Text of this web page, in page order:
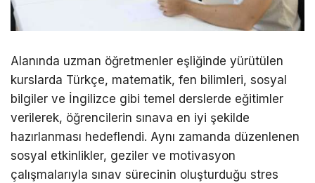
Alanında uzman öğretmenler eşliğinde yürütülen
kurslarda Türkçe, matematik, fen bilimleri, sosyal
bilgiler ve İngilizce gibi temel derslerde eğitimler
verilerek, öğrencilerin sınava en iyi şekilde
hazırlanması hedeflendi. Aynı zamanda düzenlenen
sosyal etkinlikler, geziler ve motivasyon
çalışmalarıyla sınav sürecinin oluşturduğu stres